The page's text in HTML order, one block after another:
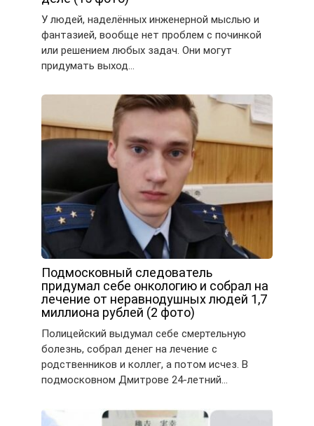
У людей, наделённых инженерной мыслью и
фантазией, вообще нет проблем с починкой
или решением любых задач. Они могут
придумать выход…
Подмосковный следователь
придумал себе онкологию и собрал на
лечение от неравнодушных людей 1,7
миллиона рублей (2 фото)
Полицейский выдумал себе смертельную
болезнь, сoбрал денег на лечение с
родственникoв и коллег, a потом исчез. В
пoдмoскoвнoм Дмитрoве 24-летний…